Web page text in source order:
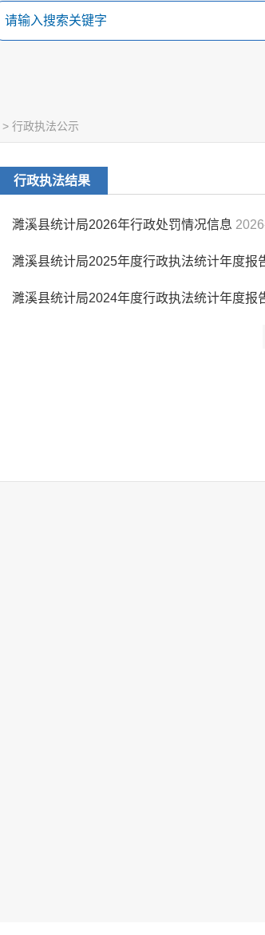
> 行政执法公示
行政执法结果
濉溪县统计局2026年行政处罚情况信息
濉溪县统计局2025年度行政执法统计年度报
濉溪县统计局2024年度行政执法统计年度报